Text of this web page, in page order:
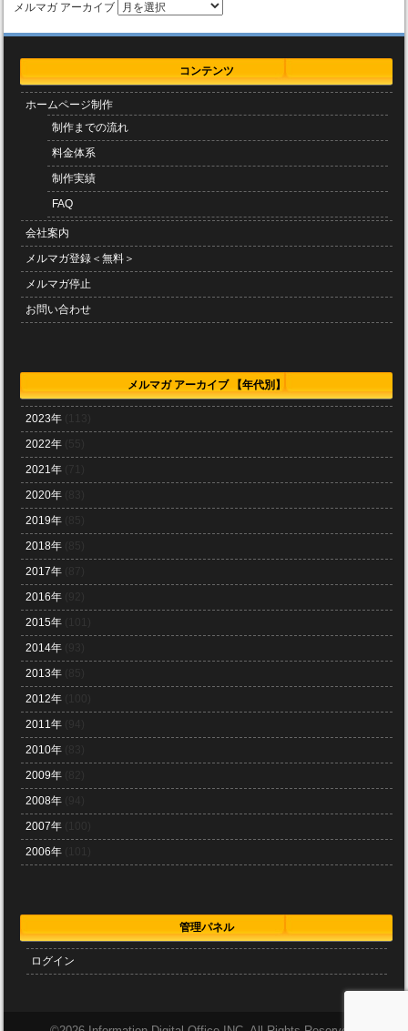
メルマガ アーカイブ
コンテンツ
ホームページ制作
制作までの流れ
料金体系
制作実績
FAQ
会社案内
メルマガ登録＜無料＞
メルマガ停止
お問い合わせ
メルマガ アーカイブ 【年代別】
2023年
2022年
2021年
2020年
2019年
2018年
2017年
2016年
2015年
2014年
2013年
2012年
2011年
2010年
2009年
2008年
2007年
2006年
管理パネル
ログイン